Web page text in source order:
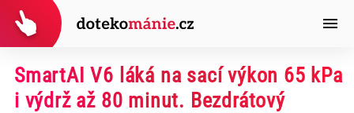
SmartAI V6 láká na sací výkon 65 kPa
i výdrž až 80 minut. Bezdrátový